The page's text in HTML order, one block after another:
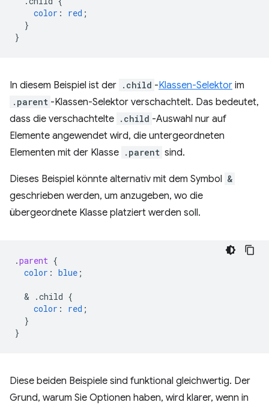
color : red ;
}
}
In diesem Beispiel ist der .child -Klassen-Selektor im
.parent -Klassen-Selektor verschachtelt. Das bedeutet,
dass die verschachtelte .child -Auswahl nur auf
Elemente angewendet wird, die untergeordneten
Elementen mit der Klasse .parent sind.
Dieses Beispiel könnte alternativ mit dem Symbol &
geschrieben werden, um anzugeben, wo die
übergeordnete Klasse platziert werden soll.
.parent {
color : blue ;
  &
.child {
color : red ;
}
}
Diese beiden Beispiele sind funktional gleichwertig. Der
Grund, warum Sie Optionen haben, wird klarer, wenn in